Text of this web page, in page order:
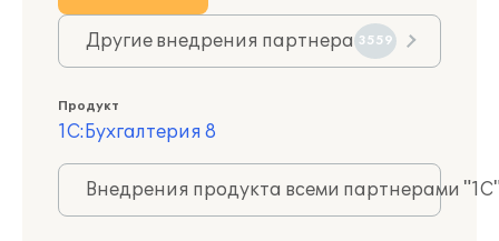
Другие внедрения партнера 3559
Продукт
1С:Бухгалтерия 8
Внедрения продукта всеми партнерами